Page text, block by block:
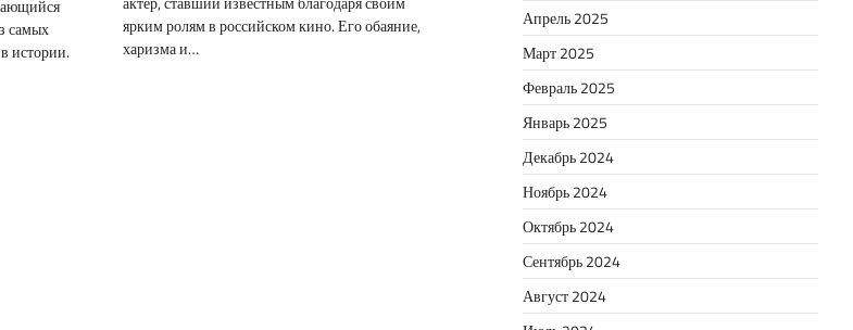
самых
истории.
ярким ролям в российском кино. Его обаяние,
харизма и…
Апрель 2025
Март 2025
Февраль 2025
Январь 2025
Декабрь 2024
Ноябрь 2024
Октябрь 2024
Сентябрь 2024
Август 2024